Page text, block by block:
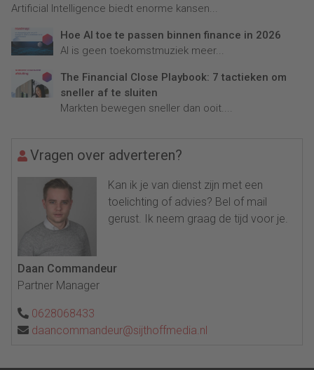
Artificial Intelligence biedt enorme kansen...
Hoe AI toe te passen binnen finance in 2026
AI is geen toekomstmuziek meer...
The Financial Close Playbook: 7 tactieken om
sneller af te sluiten
Markten bewegen sneller dan ooit....
Vragen over adverteren?
Kan ik je van dienst zijn met een
toelichting of advies? Bel of mail
gerust. Ik neem graag de tijd voor je.
Daan Commandeur
Partner Manager
0628068433
daancommandeur@sijthoffmedia.nl